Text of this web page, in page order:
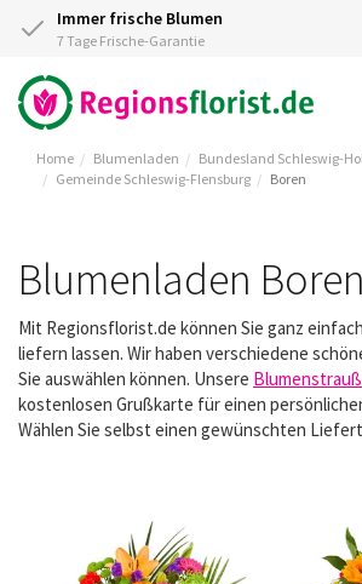
Immer frische Blumen
7 Tage Frische-Garantie
Home Blumenladen
Bundesland Schleswig-
Gemeinde Schleswig-Flensburg
Boren
Blumenladen Boren
Mit Regionsflorist.de können Sie ganz
liefern lassen. Wir haben verschiedene
Sie auswählen können. Unsere Blumenstrauß
kostenlosen Grußkarte für einen
Wählen Sie selbst einen gewünschten